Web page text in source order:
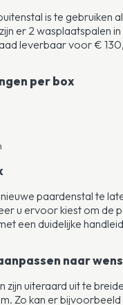
is te gebruiken
er 2 wasplaatspalen
leverbaar voor €
per box
paardenstal te
u ervoor kiest om de
een duidelijke
naar wens
zijn uiteraard uit te
Zo kan er bijvoorbeeld